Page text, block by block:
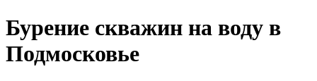
Бурение скважин на воду в
Подмосковье